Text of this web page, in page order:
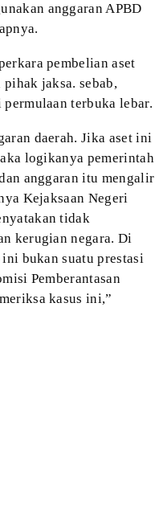
anggaran APBD
pembelian aset
pihak jaksa. sebab,
terbuka lebar.
daerah. Jika aset ini
logikanya pemerintah
anggaran itu mengalir
Kejaksaan Negeri
tidak
kerugian negara. Di
bukan suatu prestasi
Pemberantasan
kasus ini,”